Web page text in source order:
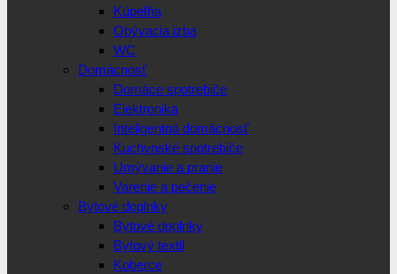
Kúpeľňa
Obývacia izba
WC
Domácnosť
Domáce spotrebiče
Elektronika
Inteligentná domácnosť
Kuchynské spotrebiče
Umývanie a pranie
Varenie a pečenie
Bytové doplnky
Bytové doplnky
Bytový textil
Koberce